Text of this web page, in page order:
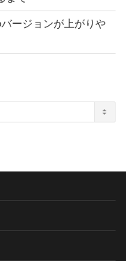
ージョンが上がりや